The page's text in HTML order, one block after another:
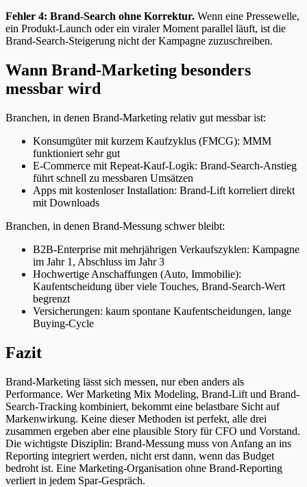
Fehler 4: Brand-Search ohne Korrektur. Wenn eine Pressewelle,
ein Produkt-Launch oder ein viraler Moment parallel läuft, ist die
Brand-Search-Steigerung nicht der Kampagne zuzuschreiben.
Wann Brand-Marketing besonders
messbar wird
Branchen, in denen Brand-Marketing relativ gut messbar ist:
Konsumgüter mit kurzem Kaufzyklus (FMCG): MMM
funktioniert sehr gut
E-Commerce mit Repeat-Kauf-Logik: Brand-Search-Anstieg
führt schnell zu messbaren Umsätzen
Apps mit kostenloser Installation: Brand-Lift korreliert direkt
mit Downloads
Branchen, in denen Brand-Messung schwer bleibt:
B2B-Enterprise mit mehrjährigen Verkaufszyklen: Kampagne
im Jahr 1, Abschluss im Jahr 3
Hochwertige Anschaffungen (Auto, Immobilie):
Kaufentscheidung über viele Touches, Brand-Search-Wert
begrenzt
Versicherungen: kaum spontane Kaufentscheidungen, lange
Buying-Cycle
Fazit
Brand-Marketing lässt sich messen, nur eben anders als
Performance. Wer Marketing Mix Modeling, Brand-Lift und Brand-
Search-Tracking kombiniert, bekommt eine belastbare Sicht auf
Markenwirkung. Keine dieser Methoden ist perfekt, alle drei
zusammen ergeben aber eine plausible Story für CFO und Vorstand.
Die wichtigste Disziplin: Brand-Messung muss von Anfang an ins
Reporting integriert werden, nicht erst dann, wenn das Budget
bedroht ist. Eine Marketing-Organisation ohne Brand-Reporting
verliert in jedem Spar-Gespräch.